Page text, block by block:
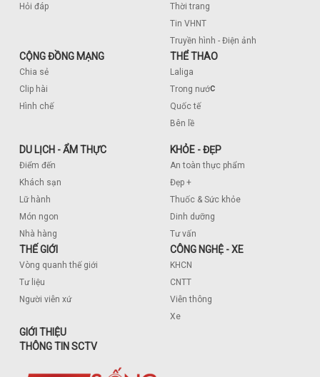
Hỏi đáp
Thời trang
Tin VHNT
Truyền hình - Điện ảnh
CỘNG ĐỒNG MẠNG
Chia sẻ
Clip hài
Hình chế
THỂ THAO
Laliga
Trong nước
Quốc tế
Bên lề
DU LỊCH - ẨM THỰC
Điểm đến
Khách sạn
Lữ hành
Món ngon
Nhà hàng
KHỎE - ĐẸP
An toàn thực phẩm
Đẹp +
Thuốc & Sức khỏe
Dinh dưỡng
Tư vấn
THẾ GIỚI
Vòng quanh thế giới
Tư liệu
Người viễn xứ
CÔNG NGHỆ - XE
KHCN
CNTT
Viễn thông
Xe
GIỚI THIỆU
THÔNG TIN SCTV